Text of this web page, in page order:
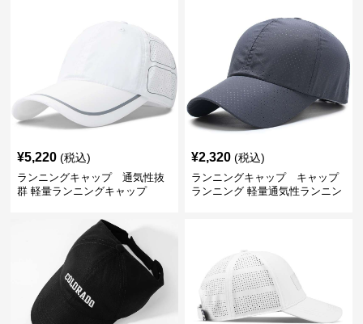
¥5,220 (税込)
ランニングキャップ 通気性抜
群 軽量ランニングキャップ
¥2,320 (税込)
ランニングキャップ キャップ
ランニング 軽量通気性ランニン